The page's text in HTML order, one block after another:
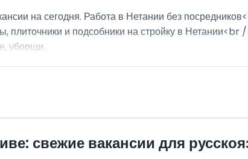
на сегодня. Работа в Нетании без
плиточники и подсобники на стройку в Нетании<br /
уборщи...
свежие вакансии для